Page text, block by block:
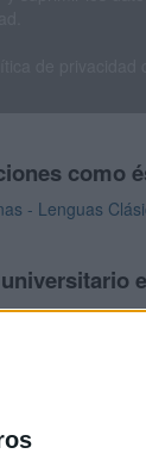
como
- Lenguas
mayores